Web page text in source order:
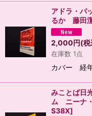
アドラ・パ
るか 藤田
2,000円(税
在庫数 1点
カバー 経
みことば日
ム ニーナ
S38X]